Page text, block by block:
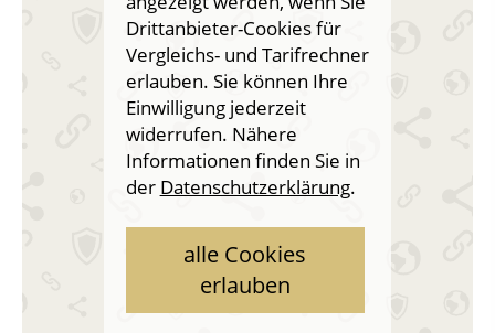
Drittanbieter-Cookies für
Vergleichs- und Tarifrechner
erlauben. Sie können Ihre
Einwilligung jederzeit
widerrufen. Nähere
Informationen finden Sie in
der Datenschutzerklärung.
alle Cookies
erlauben